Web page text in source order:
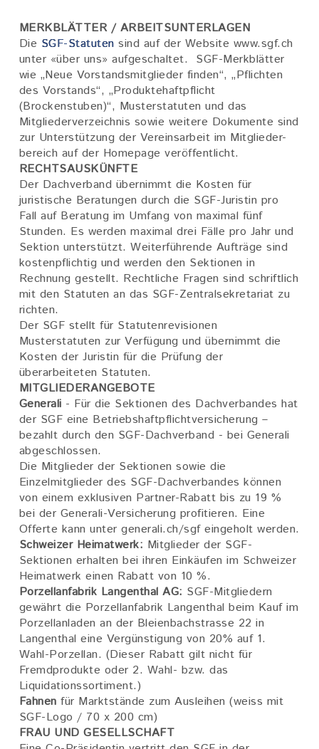
MERKBLÄTTER / ARBEITSUNTERLAGEN
Die SGF-Statutensind auf der Website www.sgf.ch
unter «über uns» aufgeschaltet. SGF-Merkblätter
wie „Neue Vorstandsmitglieder finden“, „Pflichten
des Vorstands“, „Produktehaftpflicht
(Brockenstuben)“, Musterstatuten und das
Mitgliederverzeichnis sowie weitere Dokumente sind
zur Unterstützung der Vereinsarbeit im Mitglieder-
bereich auf der Homepage veröffentlicht.
RECHTSAUSKÜNFTE
Der Dachverband übernimmt die Kosten für
juristische Beratungen durch die SGF-Juristin pro
Fall auf Beratung im Umfang von maximal fünf
Stunden. Es werden maximal drei Fälle pro Jahr und
Sektion unterstützt. Weiterführende Aufträge sind
kostenpflichtig und werden den Sektionen in
Rechnung gestellt. Rechtliche Fragen sind schriftlich
mit den Statuten an das SGF-Zentralsekretariat zu
richten.
Der SGF stellt für Statutenrevisionen
Musterstatuten zur Verfügung und übernimmt die
Kosten der Juristin für die Prüfung der
überarbeiteten Statuten.
MITGLIEDERANGEBOTE
Generali - Für die Sektionen des Dachverbandes hat
der SGF eine Betriebshaftpflichtversicherung –
bezahlt durch den SGF-Dachverband - bei Generali
abgeschlossen.
Die Mitglieder der Sektionen sowie die
Einzelmitglieder des SGF-Dachverbandes können
von einem exklusiven Partner-Rabatt bis zu 19 %
bei der Generali-Versicherung profitieren. Eine
Offerte kann unter generali.ch/sgf eingeholt werden.
Schweizer Heimatwerk: Mitglieder der SGF-
Sektionen erhalten bei ihren Einkäufen im Schweizer
Heimatwerk einen Rabatt von 10 %.
Porzellanfabrik Langenthal AG: SGF-Mitgliedern
gewährt die Porzellanfabrik Langenthal beim Kauf im
Porzellanladen an der Bleienbachstrasse 22 in
Langenthal eine Vergünstigung von 20% auf 1.
Wahl-Porzellan. (Dieser Rabatt gilt nicht für
Fremdprodukte oder 2. Wahl- bzw. das
Liquidationssortiment.)
Fahnen für Marktstände zum Ausleihen (weiss mit
SGF-Logo / 70 x 200 cm)
FRAU UND GESELLSCHAFT